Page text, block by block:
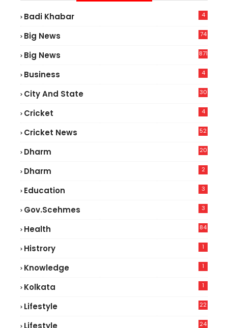
Badi Khabar 4
Big News
74
Big News 871
Business 4
City And State 30
Cricket 4
Cricket News
52
Dharm 20
Dharm 2
Education 3
Gov.scehmes 3
Health
84
Histrory 1
Knowledge 1
Kolkata 1
Lifestyle
22
Lifestyle
24